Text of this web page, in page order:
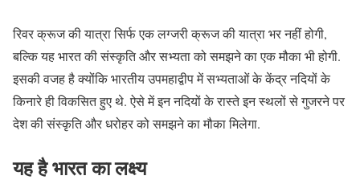
रिवर क्रूज की यात्रा सिर्फ एक लग्जरी क्रूज की यात्रा भर नहीं होगी,
बल्कि यह भारत की संस्कृति और सभ्यता को समझने का एक मौका भी होगी.
इसकी वजह है क्योंकि भारतीय उपमहाद्वीप में सभ्यताओं के केंद्र नदियों के
किनारे ही विकसित हुए थे. ऐसे में इन नदियों के रास्ते इन स्थलों से गुजरने पर
देश की संस्कृति और धरोहर को समझने का मौका मिलेगा.
यह है भारत का लक्ष्य